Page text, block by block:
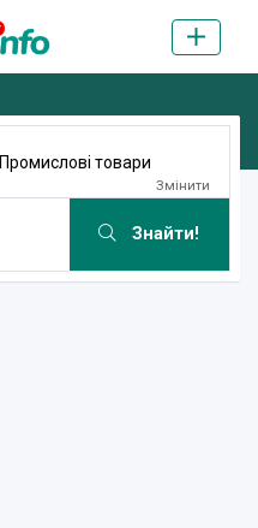
Промислові товари
Змінити
Знайти!